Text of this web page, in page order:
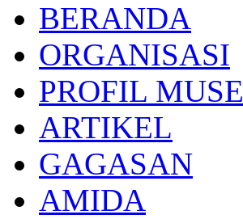
BERANDA
ORGANISASI
PROFIL
ARTIKEL
GAGASAN
AMIDA